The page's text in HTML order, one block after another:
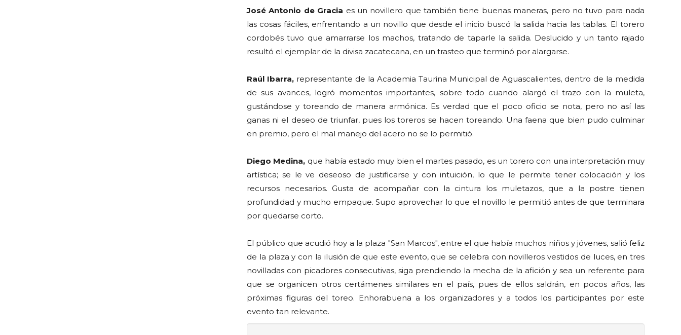
José Antonio de Gracia es un novillero que también tiene buenas maneras, pero no tuvo para nada
las cosas fáciles, enfrentando a un novillo que desde el inicio buscó la salida hacia las tablas. El torero
cordobés tuvo que amarrarse los machos, tratando de taparle la salida. Deslucido y un tanto rajado
resultó el ejemplar de la divisa zacatecana, en un trasteo que terminó por alargarse.
Raúl Ibarra, representante de la Academia Taurina Municipal de Aguascalientes, dentro de la medida
de sus avances, logró momentos importantes, sobre todo cuando alargó el trazo con la muleta,
gustándose y toreando de manera armónica. Es verdad que el poco oficio se nota, pero no así las
ganas ni el deseo de triunfar, pues los toreros se hacen toreando. Una faena que bien pudo culminar
en premio, pero el mal manejo del acero no se lo permitió.
Diego Medina, que había estado muy bien el martes pasado, es un torero con una interpretación muy
artística; se le ve deseoso de justificarse y con intuición, lo que le permite tener colocación y los
recursos necesarios. Gusta de acompañar con la cintura los muletazos, que a la postre tienen
profundidad y mucho empaque. Supo aprovechar lo que el novillo le permitió antes de que terminara
por quedarse corto.
El público que acudió hoy a la plaza "San Marcos", entre el que había muchos niños y jóvenes, salió feliz
de la plaza y con la ilusión de que este evento, que se celebra con novilleros vestidos de luces, en tres
novilladas con picadores consecutivas, siga prendiendo la mecha de la afición y sea un referente para
que se organicen otros certámenes similares en el país, pues de ellos saldrán, en pocos años, las
próximas figuras del toreo. Enhorabuena a los organizadores y a todos los participantes por este
evento tan relevante.